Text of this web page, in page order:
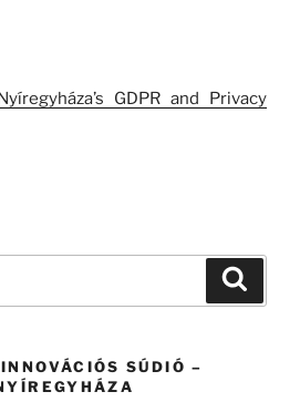
GDPR and Privacy
SÚDIÓ –